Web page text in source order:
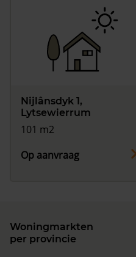
Nijlânsdyk 1,
Lytsewierrum
101 m2
Op aanvraag
Woningmarkten
per provincie